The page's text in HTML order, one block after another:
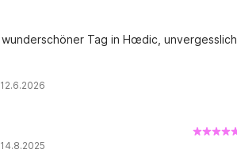
Tag in Hœdic, unvergesslich